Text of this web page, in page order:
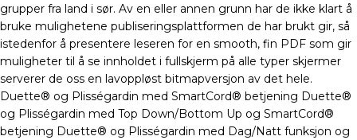
grupper fra land i sør. Av en eller annen grunn har de ikke klart å
bruke mulighetene publiseringsplattformen de har brukt gir, så
istedenfor å presentere leseren for en smooth, fin PDF som gir
muligheter til å se innholdet i fullskjerm på alle typer skjermer
serverer de oss en lavoppløst bitmapversjon av det hele.
Duette® og Plisségardin med SmartCord® betjening Duette®
og Plisségardin med Top Down/Bottom Up og SmartCord®
betjening Duette® og Plisségardin med Dag/Natt funksjon og